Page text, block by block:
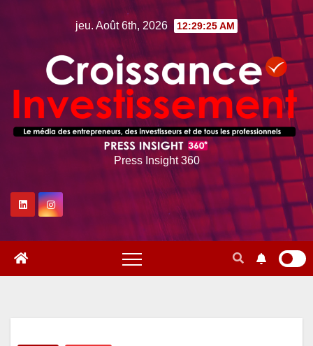
jeu. Août 6th, 2026 12:29:26 AM
Press Insight 360